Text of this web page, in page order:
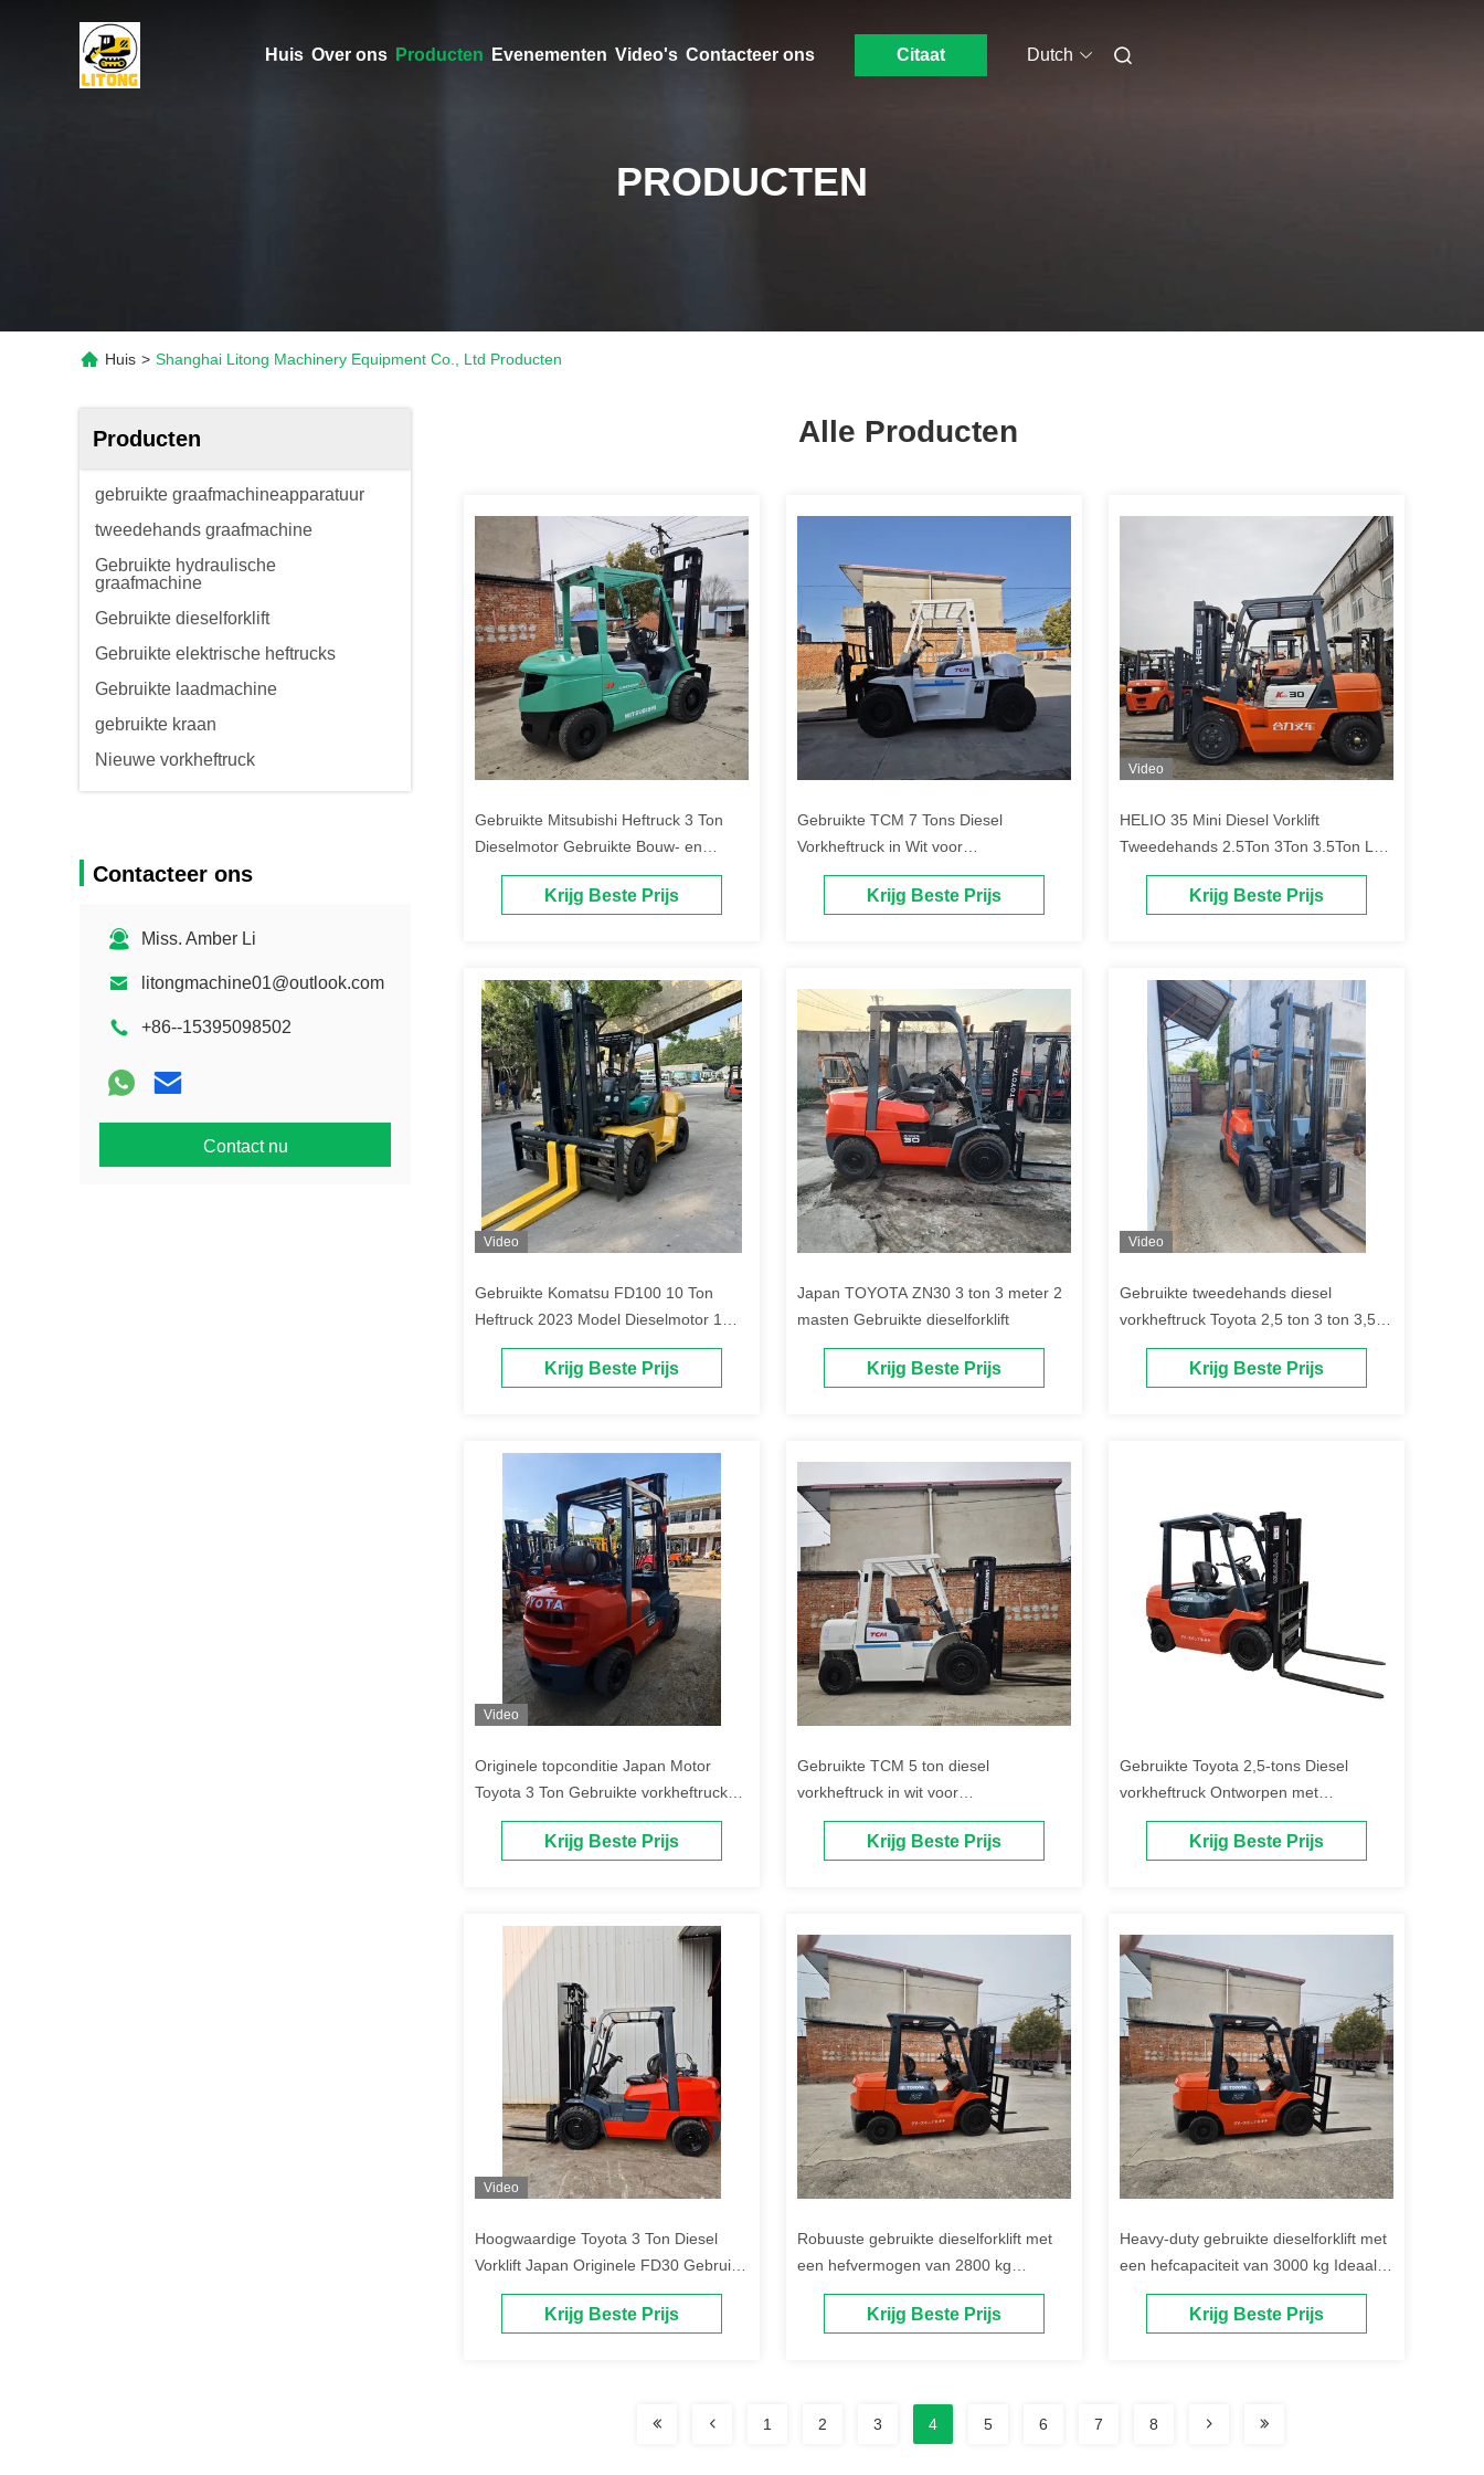
Huis Over ons Producten Evenementen Video's Contacteer ons Citaat Dutch
PRODUCTEN
Huis > Shanghai Litong Machinery Equipment Co., Ltd Producten
Producten
gebruikte graafmachineapparatuur
tweedehands graafmachine
Gebruikte hydraulische
graafmachine
Gebruikte dieselforklift
Gebruikte elektrische heftrucks
Gebruikte laadmachine
gebruikte kraan
Nieuwe vorkheftruck
Contacteer ons
Miss. Amber Li
litongmachine01@outlook.com
+86--15395098502
Contact nu
Alle Producten
Gebruikte Mitsubishi Heftruck 3 Ton
Dieselmotor Gebruikte Bouw- en
Transportmachine
Krijg Beste Prijs
Gebruikte TCM 7 Tons Diesel
Vorkheftruck in Wit voor
Materiaaltransport
Krijg Beste Prijs
Video
HELIO 35 Mini Diesel Vorklift
Tweedehands 2.5Ton 3Ton 3.5Ton Low
Hours Beste prijs
Krijg Beste Prijs
Video
Gebruikte Komatsu FD100 10 Ton
Heftruck 2023 Model Dieselmotor 1
Jaar Garantie Japanse Oorsprong Te
Krijg Beste Prijs
Japan TOYOTA ZN30 3 ton 3 meter 2
masten Gebruikte dieselforklift
Krijg Beste Prijs
Video
Gebruikte tweedehands diesel
vorkheftruck Toyota 2,5 ton 3 ton 3,5
ton capaciteit vorkheftruck
hydraulische stapelaar vorkheftruck
Krijg Beste Prijs
Video
Originele topconditie Japan Motor
Toyota 3 Ton Gebruikte vorkheftruck
Japan Dieselmotor
Krijg Beste Prijs
Gebruikte TCM 5 ton diesel
vorkheftruck in wit voor
materiaalvervoer
Krijg Beste Prijs
Gebruikte Toyota 2,5-tons Diesel
vorkheftruck Ontworpen met
Ergonomische Bediening en Duurzame
Componenten voorKrijg Beste Prijs
Video
Hoogwaardige Toyota 3 Ton Diesel
Vorklift Japan Originele FD30 Gebruikt
Voor Vorklift 4WD 3m Lift Getest &
Gecontroleerd Voor Verkoop
Krijg Beste Prijs
Robuuste gebruikte dieselforklift met
een hefvermogen van 2800 kg
geschikt voor het verwerken van
bouwmaterialenKrijg Beste Prijs
Heavy-duty gebruikte dieselforklift met
een hefcapaciteit van 3000 kg Ideaal
voor industriële en commerciële
materiaalverwerking
Krijg Beste Prijs
1 2 3 4 5 6 7 8